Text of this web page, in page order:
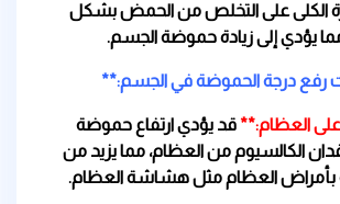
الكلى على التخلص من الحمض بشكل
يؤدي إلى زيادة حموضة الجسم.
رفع درجة الحموضة في الجسم:**
على العظام:** قد يؤدي ارتفاع حموضة
الكالسيوم من العظام، مما يزيد من
بأمراض العظام مثل هشاشة العظام.